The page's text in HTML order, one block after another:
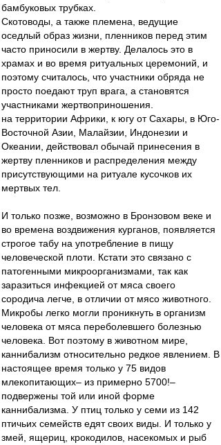
бамбуковых трубках.
Скотоводы, а также племена, ведущие
оседлый образ жизни, пленников перед этим
часто приносили в жертву. Делалось это в
храмах и во время ритуальных церемоний, и
поэтому считалось, что участники обряда не
просто поедают труп врага, а становятся
участниками жертвоприношения.
на территории Африки, к югу от Сахары, в Юго-
Восточной Азии, Малайзии, Индонезии и
Океании, действовал обычай принесения в
жертву пленников и распределения между
присутствующими на ритуале кусочков их
мертвых тел.
И только позже, возможно в Бронзовом веке и
во времена воздвижения курганов, появляется
строгое табу на употребление в пищу
человеческой плоти. Кстати это связано с
патогенными микроорганизмами, так как
заразиться инфекцией от мяса своего
сородича легче, в отличии от мясо животного.
Микробы легко могли проникнуть в организм
человека от мяса переболевшего болезнью
человека. Вот поэтому в животном мире,
каннибализм относительно редкое явлением. В
настоящее время только у 75 видов
млекопитающих– из примерно 5700!–
подвержены той или иной форме
каннибализма. У птиц только у семи из 142
птичьих семейств едят своих виды. И только у
змей, ящериц, крокодилов, насекомых и рыб